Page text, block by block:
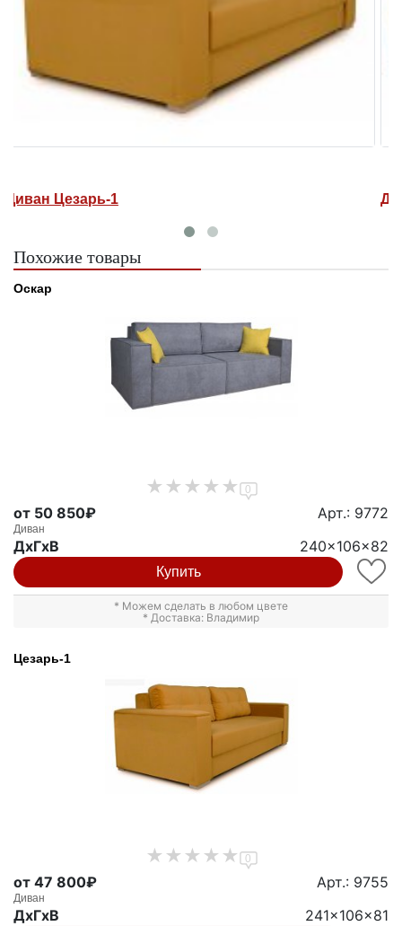
Диван Цезарь-1
Похожие товары
Оскар
0
от 50 850₽ Арт.: 9772
Диван
ДxГxВ 240x106x82
Купить
* Можем сделать в любом цвете
* Доставка: Владимир
Цезарь-1
0
от 47 800₽ Арт.: 9755
Диван
ДxГxВ 241x106x81